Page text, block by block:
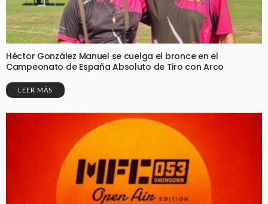
Héctor González Manuel se cuelga el bronce en el
Campeonato de España Absoluto de Tiro con Arco
LEER MÁS